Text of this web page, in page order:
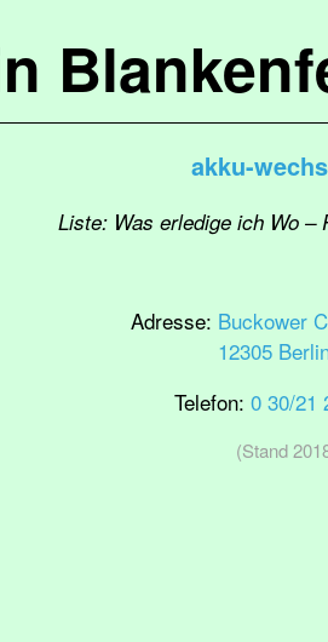
akku-
Liste: Was erledige ich Wo –
Adresse: Buckower
12305
Telefon: 0 30/21
(Stand